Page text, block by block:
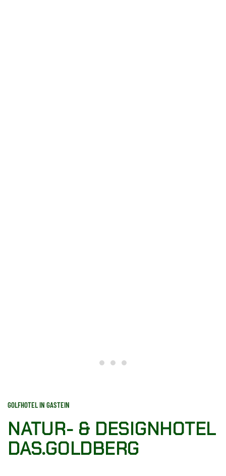
Golf und Wellnesshotel das
Mit spektakulärem Blick.
GOLFHOTEL IN GASTEIN
NATUR- & DESIGNHOTEL
DAS.GOLDBERG